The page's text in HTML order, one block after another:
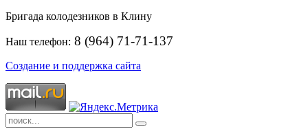
Бригада колодезников в Клину
Наш телефон: 8 (964) 71-71-137
Создание и поддержка сайта